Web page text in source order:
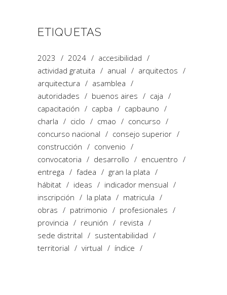
ETIQUETAS
2023 2024
accesibilidad
actividad gratuita
anual
arquitectos
arquitectura
asamblea
autoridades
buenos aires
caja
capacitación
capba
capbauno
charla
ciclo cmao
concurso
concurso nacional
consejo superior
construcción
convenio
convocatoria
desarrollo
encuentro
entrega
fadea
gran la plata
hábitat
ideas
indicador mensual
inscripción
la plata
matricula
obras
patrimonio
profesionales
provincia
reunión
revista
sede distrital
sustentabilidad
territorial
virtual índice